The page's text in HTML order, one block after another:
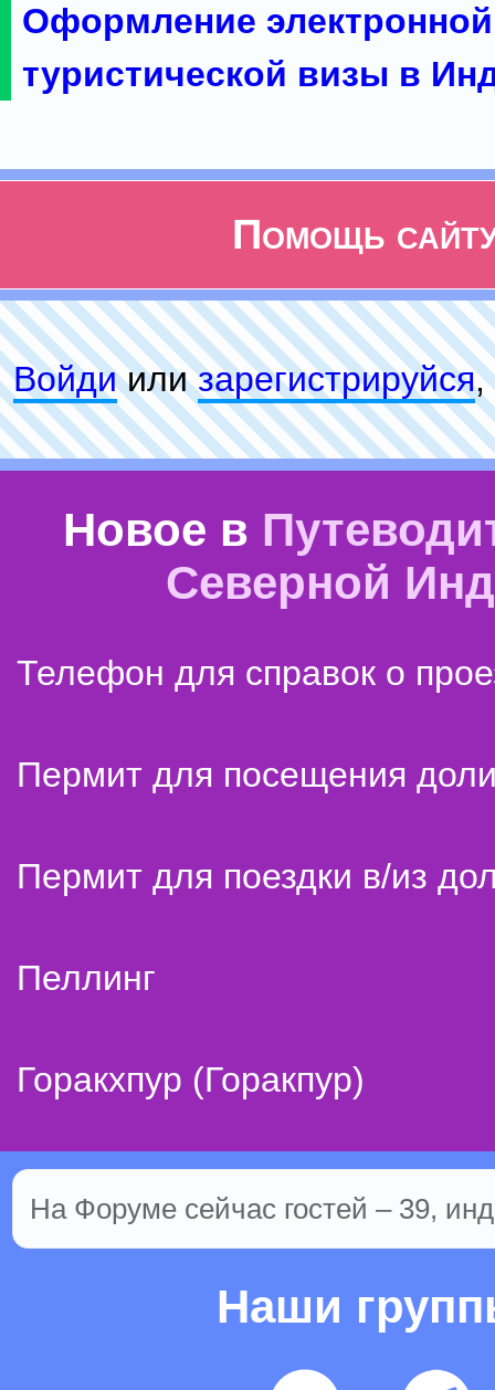
Оформление электронной
туристической визы в
Помощь
Войдиилизарeгиcтpируйся,
Новое в
Северной
Телефон для справок о
Пермит для посещения
Пермит для поездки в/из
Пеллинг
Горакхпур (Горакпур)
На Форуме сейчас гостей – 39,
Наши